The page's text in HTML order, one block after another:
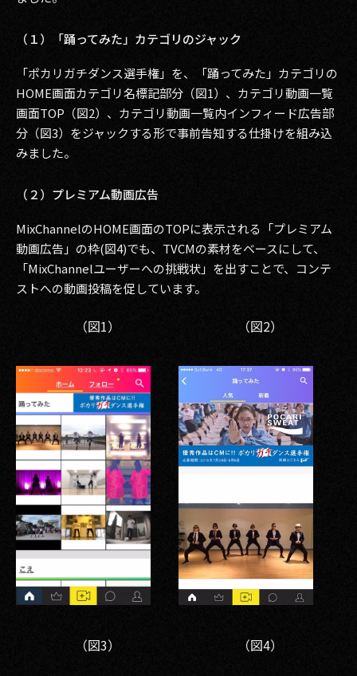
2013
2012
2009
（１）「踊ってみた」カテゴリのジャック
「ポカリガチダンス選手権」を、「踊ってみた」カテゴリの
HOME画面カテゴリ名標記部分（図1）、カテゴリ動画一覧
画面TOP（図2）、カテゴリ動画一覧内インフィード広告部
分（図3）をジャックする形で事前告知する仕掛けを組み込
みました。
（２）プレミアム動画広告
MixChannelのHOME画面のTOPに表示される「プレミアム
動画広告」の枠(図4)でも、TVCMの素材をベースにして、
「MixChannelユーザーへの挑戦状」を出すことで、コンテ
ストへの動画投稿を促しています。
（図1） （図2）
（図3） （図4）